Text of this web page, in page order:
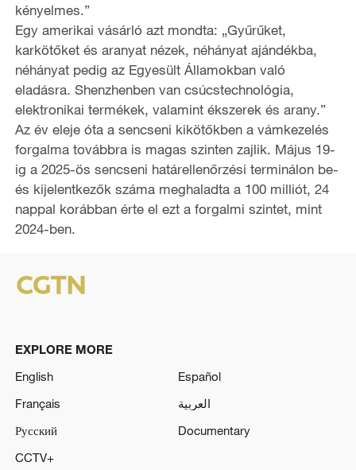
kényelmes.”
Egy amerikai vásárló azt mondta: „Gyűrűket,
karkötőket és aranyat nézek, néhányat ajándékba,
néhányat pedig az Egyesült Államokban való
eladásra. Shenzhenben van csúcstechnológia,
elektronikai termékek, valamint ékszerek és arany.”
Az év eleje óta a sencseni kikötőkben a vámkezelés
forgalma továbbra is magas szinten zajlik. Május 19-
ig a 2025-ös sencseni határellenőrzési terminálon be-
és kijelentkezők száma meghaladta a 100 milliót, 24
nappal korábban érte el ezt a forgalmi szintet, mint
2024-ben.
EXPLORE MORE
English
Español
Français
العربية
Русский
Documentary
CCTV+